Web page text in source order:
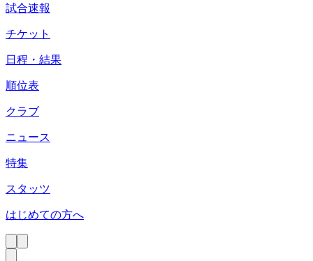
試合速報
チケット
日程・結果
順位表
クラブ
ニュース
特集
スタッツ
はじめての方へ